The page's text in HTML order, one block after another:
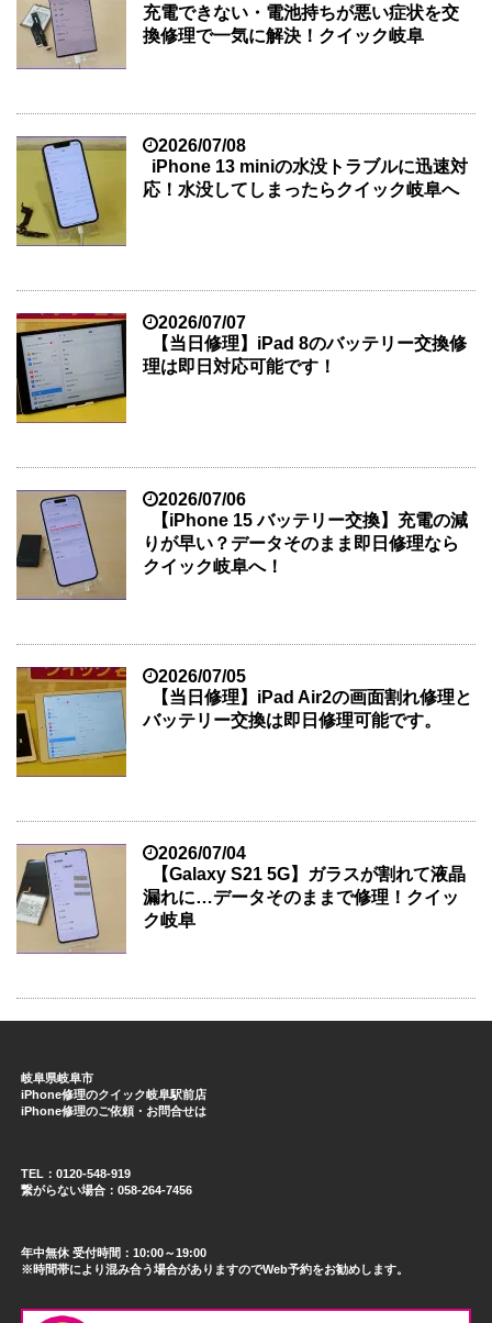
充電できない・電池持ちが悪い症状を交
換修理で一気に解決！クイック岐阜
2026/07/08
iPhone 13 miniの水没トラブルに迅速対
応！水没してしまったらクイック岐阜へ
2026/07/07
【当日修理】iPad 8のバッテリー交換修
理は即日対応可能です！
2026/07/06
【iPhone 15 バッテリー交換】充電の減
りが早い？データそのまま即日修理なら
クイック岐阜へ！
2026/07/05
【当日修理】iPad Air2の画面割れ修理と
バッテリー交換は即日修理可能です。
2026/07/04
【Galaxy S21 5G】ガラスが割れて液晶
漏れに…データそのままで修理！クイッ
ク岐阜
岐阜県岐阜市
iPhone修理のクイック岐阜駅前店
iPhone修理のご依頼・お問合せは
TEL：0120-548-919
繋がらない場合：058-264-7456
年中無休 受付時間：10:00～19:00
※時間帯により混み合う場合がありますのでWeb予約をお勧めします。